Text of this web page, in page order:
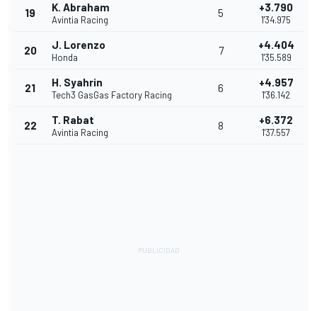
19 K. Abraham
Avintia Racing
5 +3.790
1'34.975
20 J. Lorenzo
Honda
7 +4.404
1'35.589
21 H. Syahrin
Tech3 GasGas Factory Racing
6 +4.957
1'36.142
22 T. Rabat
Avintia Racing
8 +6.372
1'37.557